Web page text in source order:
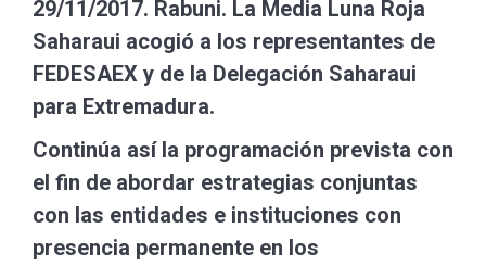
29/11/2017. Rabuni. La Media Luna Roja
Saharaui acogió a los representantes de
FEDESAEX y de la Delegación Saharaui
para Extremadura.
Continúa así la programación prevista con
el fin de abordar estrategias conjuntas
con las entidades e instituciones con
presencia permanente en los